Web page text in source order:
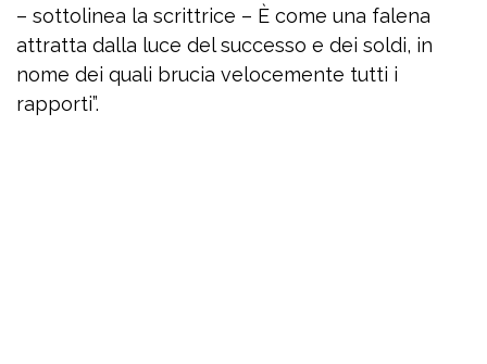
– sottolinea la scrittrice – È come una falena
attratta dalla luce del successo e dei soldi, in
nome dei quali brucia velocemente tutti i
rapporti”.